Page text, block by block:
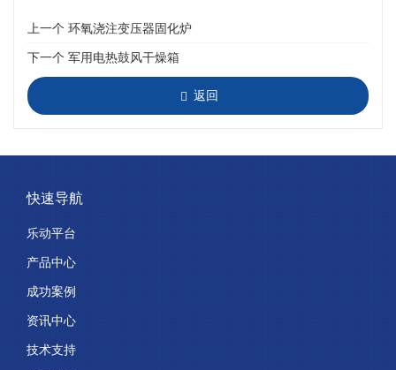
上一个 环氧浇注变压器固化炉
下一个 军用电热鼓风干燥箱
返回
快速导航
乐动平台
产品中心
成功案例
资讯中心
技术支持